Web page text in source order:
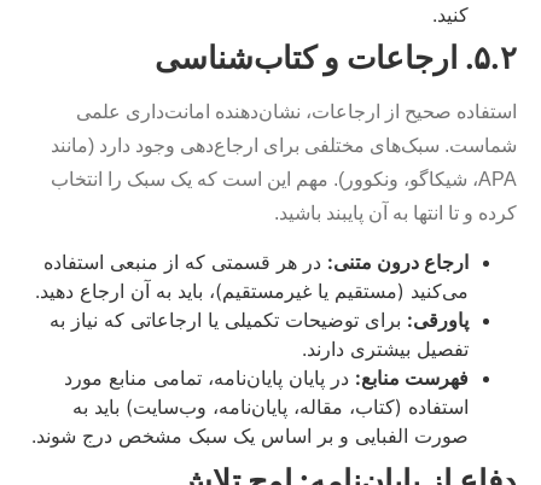
کنید.
۵.۲. ارجاعات و کتاب‌شناسی
استفاده صحیح از ارجاعات، نشان‌دهنده امانت‌داری علمی
شماست. سبک‌های مختلفی برای ارجاع‌دهی وجود دارد (مانند
APA، شیکاگو، ونکوور). مهم این است که یک سبک را انتخاب
کرده و تا انتها به آن پایبند باشید.
ارجاع درون متنی: در هر قسمتی که از منبعی استفاده
می‌کنید (مستقیم یا غیرمستقیم)، باید به آن ارجاع دهید.
پاورقی: برای توضیحات تکمیلی یا ارجاعاتی که نیاز به
تفصیل بیشتری دارند.
فهرست منابع: در پایان پایان‌نامه، تمامی منابع مورد
استفاده (کتاب، مقاله، پایان‌نامه، وب‌سایت) باید به
صورت الفبایی و بر اساس یک سبک مشخص درج شوند.